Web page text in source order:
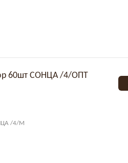
60шт СОНЦА /4/ОПТ
/4/М